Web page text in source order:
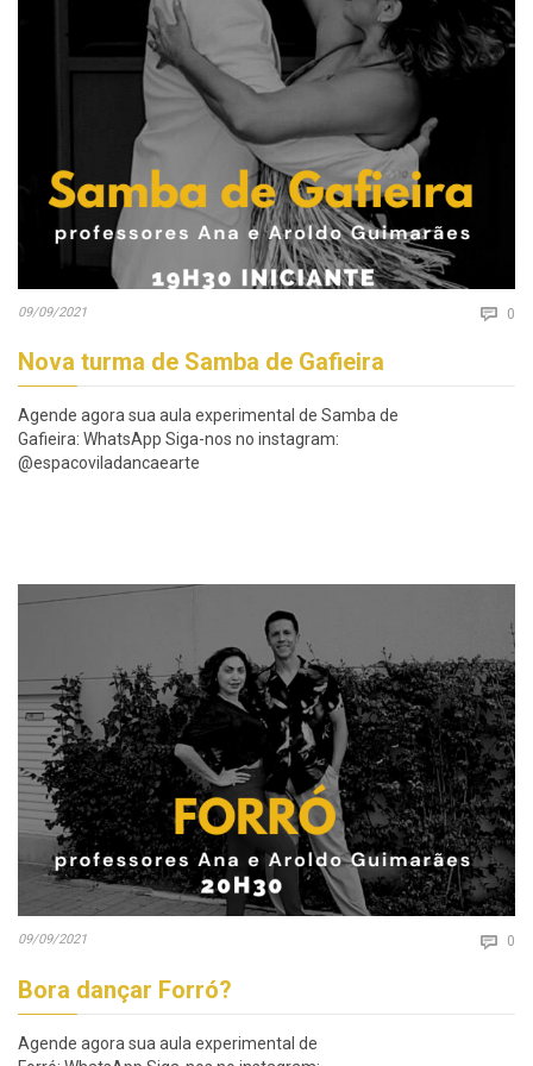
09/09/2021  0
Nova turma de Samba de Gafieira
Agende agora sua aula experimental de Samba de
Gafieira: WhatsApp Siga-nos no instagram:
@espacoviladancaearte
09/09/2021  0
Bora dançar Forró?
Agende agora sua aula experimental de